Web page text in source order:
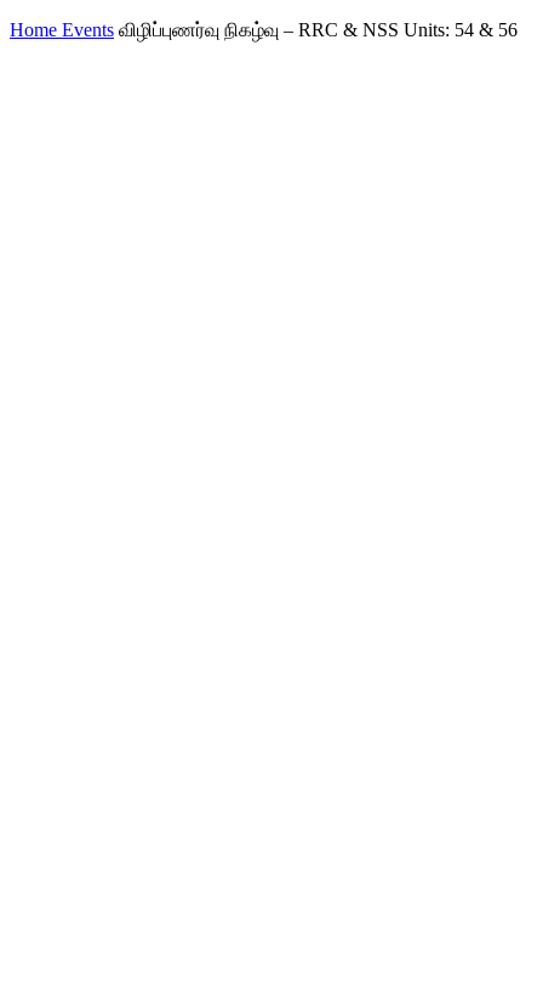
Home Events விழிப்புணர்வு நிகழ்வு – RRC & NSS Units: 54 & 56